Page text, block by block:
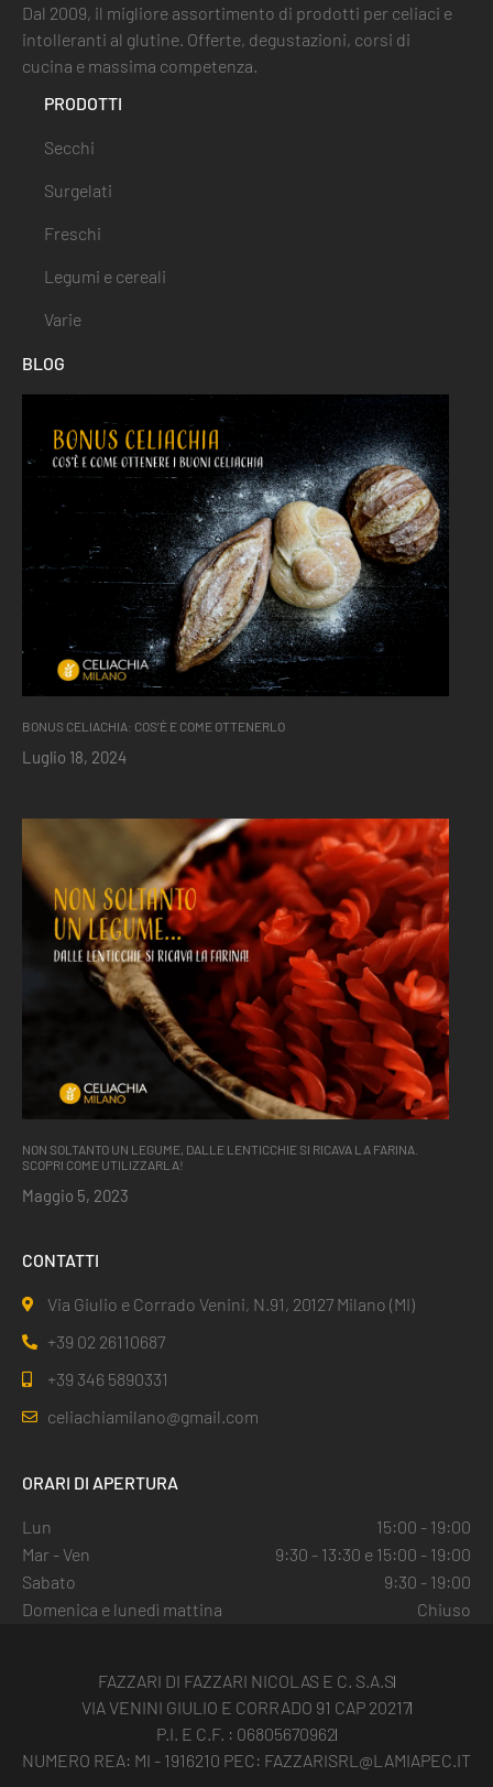
Dal 2009, il migliore assortimento di prodotti per celiaci e
intolleranti al glutine. Offerte, degustazioni, corsi di
cucina e massima competenza.
PRODOTTI
Secchi
Surgelati
Freschi
Legumi e cereali
Varie
BLOG
BONUS CELIACHIA: COS’È E COME OTTENERLO
Luglio 18, 2024
NON SOLTANTO UN LEGUME, DALLE LENTICCHIE SI RICAVA LA FARINA.
SCOPRI COME UTILIZZARLA!
Maggio 5, 2023
CONTATTI
Via Giulio e Corrado Venini, N.91, 20127 Milano (MI)
+39 02 26110687
+39 346 5890331
celiachiamilano@gmail.com
ORARI DI APERTURA
Lun
15:00 - 19:00
Mar - Ven
9:30 - 13:30 e 15:00 - 19:00
Sabato
9:30 - 19:00
Domenica e lunedì mattina
Chiuso
FAZZARI DI FAZZARI NICOLAS E C. S.A.S
VIA VENINI GIULIO E CORRADO 91 CAP 20217
P.I. E C.F. : 06805670962
NUMERO REA: MI - 1916210 PEC: FAZZARISRL@LAMIAPEC.IT